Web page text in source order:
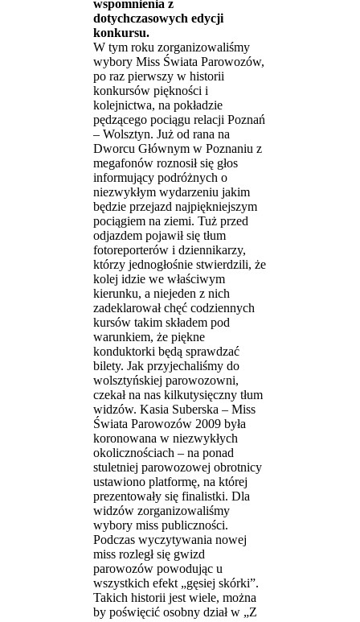
wspomnienia z
dotychczasowych edycji
konkursu.
W tym roku zorganizowaliśmy
wybory Miss Świata Parowozów,
po raz pierwszy w historii
konkursów piękności i
kolejnictwa, na pokładzie
pędzącego pociągu relacji Poznań
– Wolsztyn. Już od rana na
Dworcu Głównym w Poznaniu z
megafonów roznosił się głos
informujący podróżnych o
niezwykłym wydarzeniu jakim
będzie przejazd najpiękniejszym
pociągiem na ziemi. Tuż przed
odjazdem pojawił się tłum
fotoreporterów i dziennikarzy,
którzy jednogłośnie stwierdzili, że
kolej idzie we właściwym
kierunku, a niejeden z nich
zadeklarował chęć codziennych
kursów takim składem pod
warunkiem, że piękne
konduktorki będą sprawdzać
bilety. Jak przyjechaliśmy do
wolsztyńskiej parowozowni,
czekał na nas kilkutysięczny tłum
widzów. Kasia Suberska – Miss
Świata Parowozów 2009 była
koronowana w niezwykłych
okolicznościach – na ponad
stuletniej parowozowej obrotnicy
ustawiono platformę, na której
prezentowały się finalistki. Dla
widzów zorganizowaliśmy
wybory miss publiczności.
Podczas wyczytywania nowej
miss rozległ się gwizd
parowozów powodując u
wszystkich efekt „gęsiej skórki”.
Takich historii jest wiele, można
by poświęcić osobny dział w „Z